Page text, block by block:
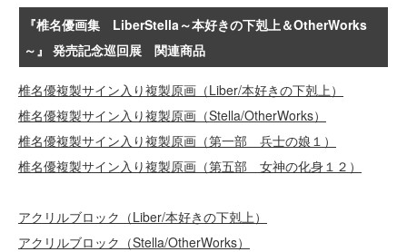
『椎名優画集 LiberStella～本好きの下剋上＆OtherWorks
～』 発売記念巡回展 関連商品
椎名優複製サイン入り複製原画（Liber/本好きの下剋上）
椎名優複製サイン入り複製原画（Stella/OtherWorks）
椎名優複製サイン入り複製原画（第一部 兵士の娘１）
椎名優複製サイン入り複製原画（第五部 女神の化身１２）
アクリルブロック（Liber/本好きの下剋上）
アクリルブロック（Stella/OtherWorks）